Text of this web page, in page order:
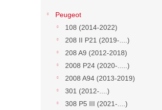
Peugeot
108 (2014-2022)
208 II P21 (2019-....)
208 A9 (2012-2018)
2008 P24 (2020-.....)
2008 A94 (2013-2019)
301 (2012-....)
308 P5 III (2021-....)